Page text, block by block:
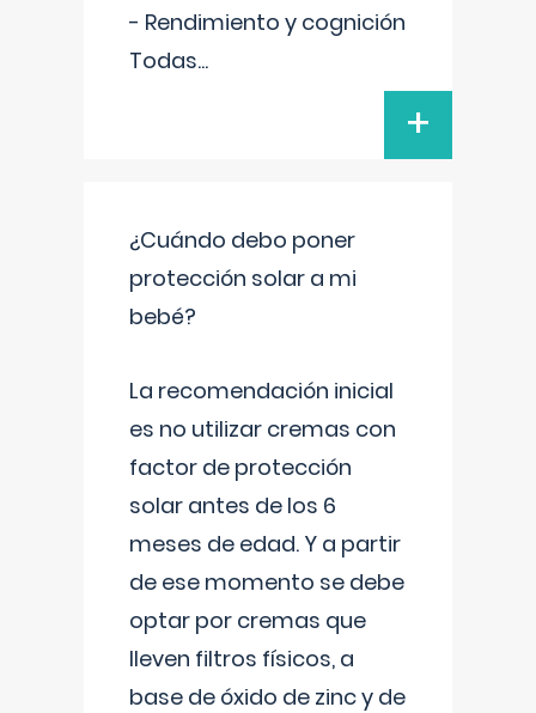
- Rendimiento y cognición
Todas...
+
¿Cuándo debo poner
protección solar a mi
bebé?
La recomendación inicial
es no utilizar cremas con
factor de protección
solar antes de los 6
meses de edad. Y a partir
de ese momento se debe
optar por cremas que
lleven filtros físicos, a
base de óxido de zinc y de